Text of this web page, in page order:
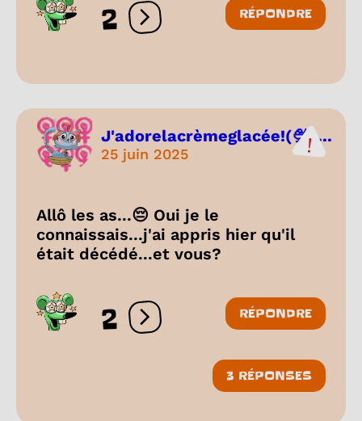
2 Ouvrir les réactions
RÉPONDRE
J'adorelacrèmeglacée!(🍨+...
25 juin 2025
Allô les as...😔 Oui je le
connaissais...j'ai appris hier qu'il
était décédé...et vous?
2 Ouvrir les réactions
RÉPONDRE
3 RÉPONSES